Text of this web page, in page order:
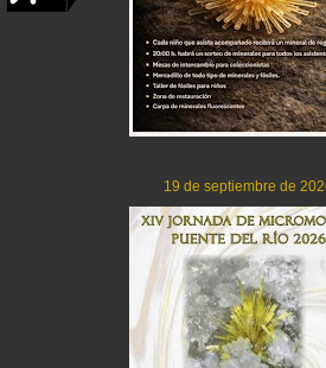
19 de septiembre de